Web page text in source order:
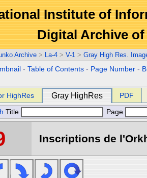
Institute of
Digital Archive
Archive > La-4 > V-1 > Gray High Res.
-Table of Contents - Page Number -
HighRes Gray HighRes PDF
Title Page
Inscriptions de